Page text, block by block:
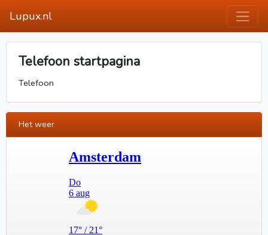
Lupux.nl
Telefoon startpagina
Telefoon
Het weer